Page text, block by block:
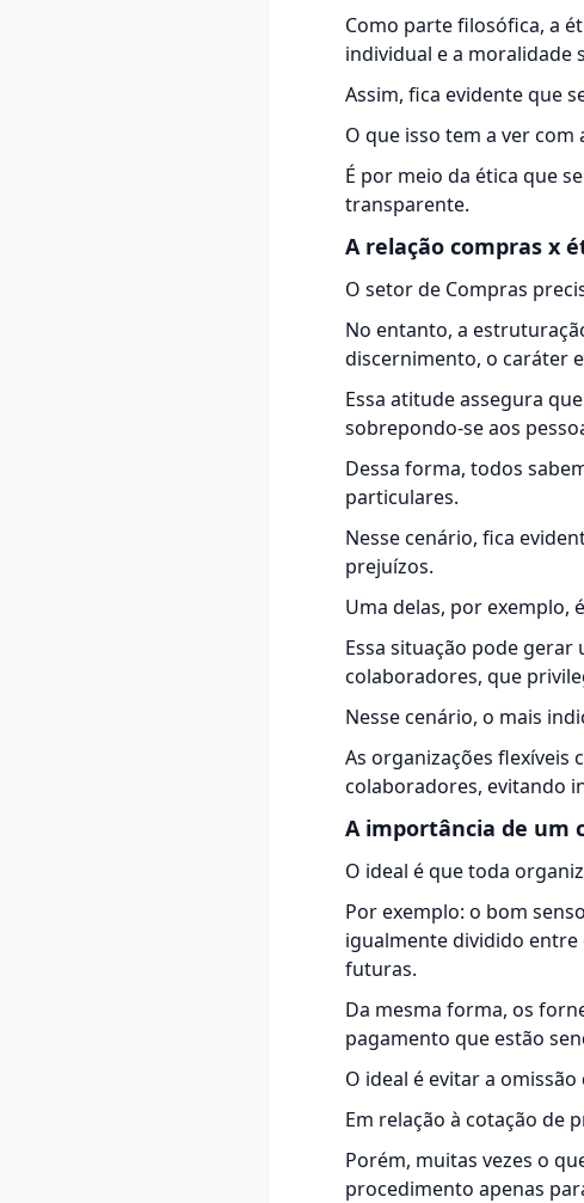
Como parte filosófica, a
individual e a moralidade
Assim, fica evidente que
O que isso tem a ver
É por meio da ética que
transparente.
A relação compras x
O setor de Compras
No entanto, a
discernimento, o caráter
Essa atitude assegura
sobrepondo-se aos
Dessa forma, todos
particulares.
Nesse cenário, fica
prejuízos.
Uma delas, por exemplo,
Essa situação pode
colaboradores, que
Nesse cenário, o mais
As organizações flexíveis
colaboradores, evitando
A importância de um
O ideal é que toda
Por exemplo: o bom
igualmente dividido
futuras.
Da mesma forma, os
pagamento que estão
O ideal é evitar a
Em relação à cotação de
Porém, muitas vezes o
procedimento apenas